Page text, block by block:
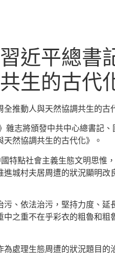
近平總書
生的古代
推動人與天然協調共生的古
雜志將頒發中共中心總書記
然協調共生的古代化》。
特點社會主義生態文明思惟
城村夫居周遭的狀況顯明
、依法治污，堅持力度、
之重不在乎彩衣的粗魯和粗
處理生態周遭的狀況題目的